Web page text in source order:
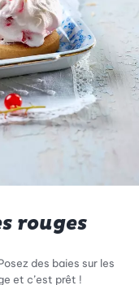
rouges
des baies sur les
et c’est prêt !